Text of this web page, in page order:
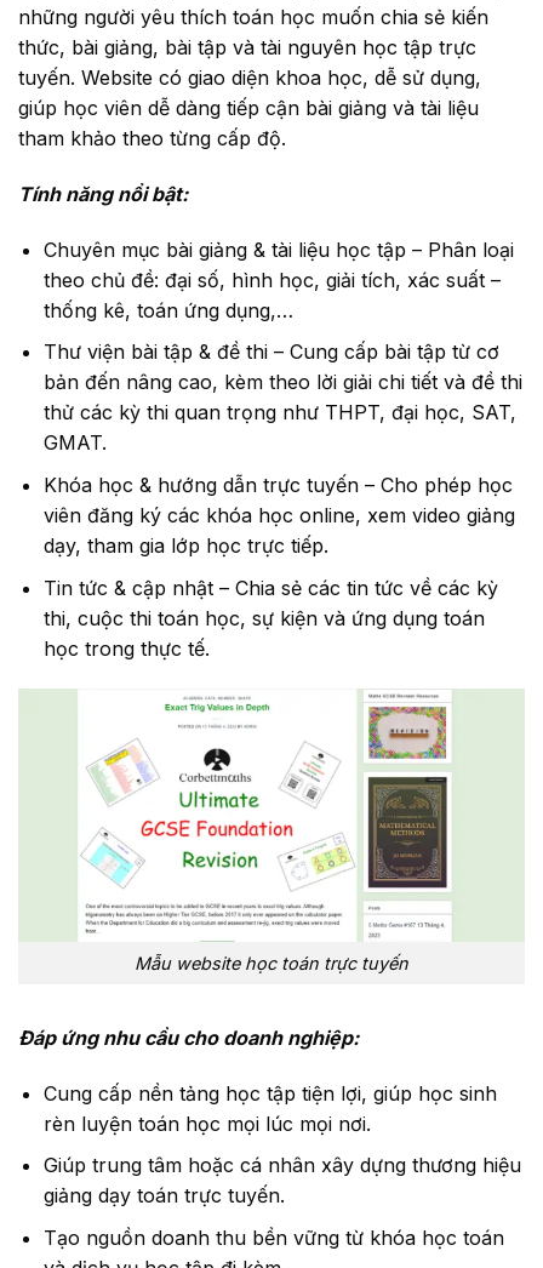
những người yêu thích toán học muốn chia sẻ kiến
thức, bài giảng, bài tập và tài nguyên học tập trực
tuyến. Website có giao diện khoa học, dễ sử dụng,
giúp học viên dễ dàng tiếp cận bài giảng và tài liệu
tham khảo theo từng cấp độ.
Tính năng nổi bật:
Chuyên mục bài giảng & tài liệu học tập – Phân loại
theo chủ đề: đại số, hình học, giải tích, xác suất –
thống kê, toán ứng dụng,…
Thư viện bài tập & đề thi – Cung cấp bài tập từ cơ
bản đến nâng cao, kèm theo lời giải chi tiết và đề thi
thử các kỳ thi quan trọng như THPT, đại học, SAT,
GMAT.
Khóa học & hướng dẫn trực tuyến – Cho phép học
viên đăng ký các khóa học online, xem video giảng
dạy, tham gia lớp học trực tiếp.
Tin tức & cập nhật – Chia sẻ các tin tức về các kỳ
thi, cuộc thi toán học, sự kiện và ứng dụng toán
học trong thực tế.
Mẫu website học toán trực tuyến
Đáp ứng nhu cầu cho doanh nghiệp:
Cung cấp nền tảng học tập tiện lợi, giúp học sinh
rèn luyện toán học mọi lúc mọi nơi.
Giúp trung tâm hoặc cá nhân xây dựng thương hiệu
giảng dạy toán trực tuyến.
Tạo nguồn doanh thu bền vững từ khóa học toán